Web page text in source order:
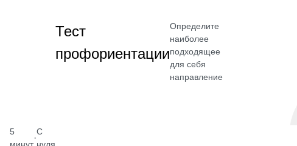
5
·
С
Тест
профориентации
Определите
наиболее
подходящее
для себя
направление